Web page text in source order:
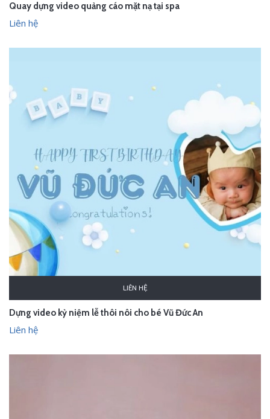
Quay dựng video quảng cáo mặt nạ tại spa
Liên hệ
LIÊN HỆ
Dựng video kỷ niệm lễ thôi nôi cho bé Vũ Đức An
Liên hệ